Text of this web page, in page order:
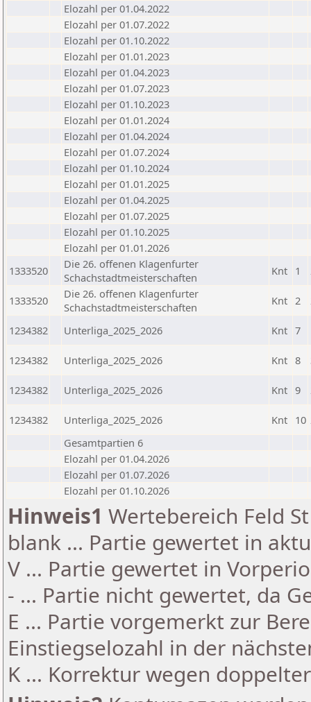
Elozahl per 01.04.2022
Elozahl per 01.07.2022
Elozahl per 01.10.2022
Elozahl per 01.01.2023
Elozahl per 01.04.2023
Elozahl per 01.07.2023
Elozahl per 01.10.2023
Elozahl per 01.01.2024
Elozahl per 01.04.2024
Elozahl per 01.07.2024
Elozahl per 01.10.2024
Elozahl per 01.01.2025
Elozahl per 01.04.2025
Elozahl per 01.07.2025
Elozahl per 01.10.2025
Elozahl per 01.01.2026
1333520
Die 26. offenen Klagenfurter
Schachstadtmeisterschaften
Knt 1
1333520
Die 26. offenen Klagenfurter
Schachstadtmeisterschaften
Knt 2
1234382 Unterliga_2025_2026 Knt 7
1234382 Unterliga_2025_2026 Knt 8
1234382 Unterliga_2025_2026 Knt 9
1234382 Unterliga_2025_2026 Knt 10
Gesamtpartien 6
Elozahl per 01.04.2026
Elozahl per 01.07.2026
Elozahl per 01.10.2026
Hinweis1 Wertebereich Feld
blank ... Partie gewertet in
V ... Partie gewertet in
- ... Partie nicht gewertet, da
E ... Partie vorgemerkt zur
Einstiegselozahl in der
K ... Korrektur wegen